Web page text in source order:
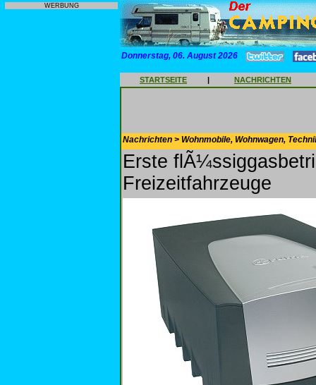
WERBUNG
Donnerstag, 06. August 2026
STARTSEITE | NACHRICHTEN
Nachrichten > Wohnmobile, Wohnwagen,
Erste
Freizeitfahrzeuge